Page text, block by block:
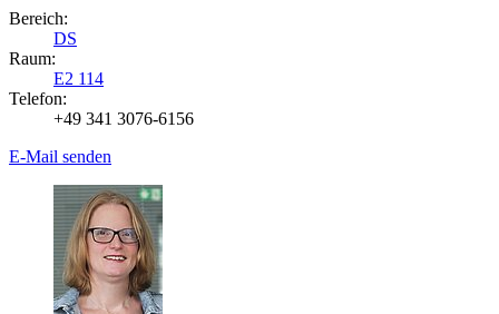
Bereich:
DS
Raum:
E2 114
Telefon:
+49 341 3076-6156
E-Mail senden